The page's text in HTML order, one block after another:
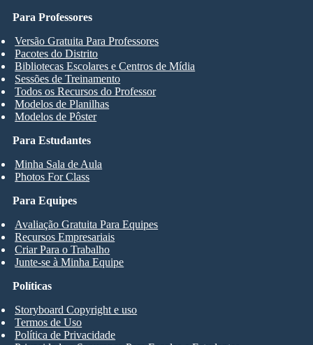
Para Estudantes
Minha Sala de Aula
Photos For Class
Para Professores
Versão Gratuita Para Professores
Pacotes do Distrito
Bibliotecas Escolares e Centros de Mídia
Sessões de Treinamento
Todos os Recursos do Professor
Modelos de Planilhas
Modelos de Pôster
Para Equipes
Avaliação Gratuita Para Equipes
Recursos Empresariais
Criar Para o Trabalho
Junte-se à Minha Equipe
Políticas
Storyboard Copyright e uso
Termos de Uso
Política de Privacidade